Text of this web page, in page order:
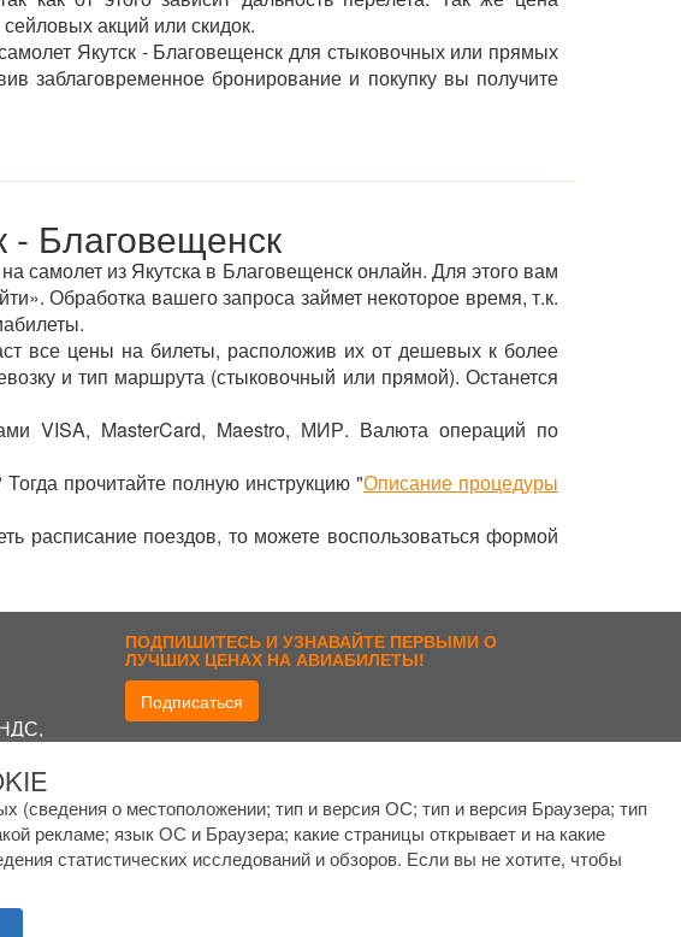
акций или скидок.
Якутск - Благовещенск для стыковочных или прямых
заблаговременное бронирование и покупку вы получите
- Благовещенск
самолет из Якутска в Благовещенск онлайн. Для этого вам
Обработка вашего запроса займет некоторое время, т.к.
все цены на билеты, расположив их от дешевых к более
и тип маршрута (стыковочный или прямой). Останется
VISA, MasterCard, Maestro, МИР. Валюта операций по
прочитайте полную инструкцию "Описание процедуры
расписание поездов, то можете воспользоваться формой
и
ПОДПИШИТЕСЬ И УЗНАВАЙТЕ ПЕРВЫМИ О
ЛУЧШИХ ЦЕНАХ НА АВИАБИЛЕТЫ!
Подписаться
(сведения о местоположении; тип и версия ОС; тип и версия Браузера; тип
рекламе; язык ОС и Браузера; какие страницы открывает и на какие
статистических исследований и обзоров. Если вы не хотите, чтобы